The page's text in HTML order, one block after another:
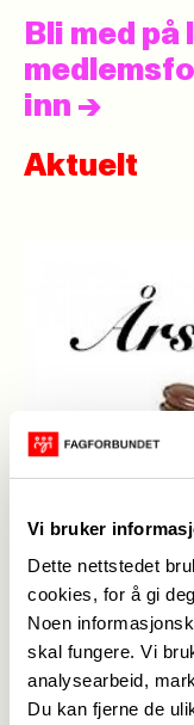
Vi bruker
Dette nettstedet
cookies, for å gi
Noen
skal fungere. Vi
analysearbeid,
Du kan fjerne de
Bli med på
inn ->
Aktuelt
27. januar 2020
Årsmøte 2020
Aktuelt
Se alle->